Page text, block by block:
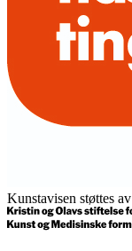
Kunstavisen støttes av